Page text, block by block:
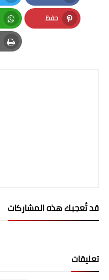
Facebook
حفظ
Pinterest
قد تُعجبك هذه المشاركات
تعليقات